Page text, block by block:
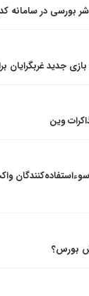
جدید غربگرایان
وین
بورس؟